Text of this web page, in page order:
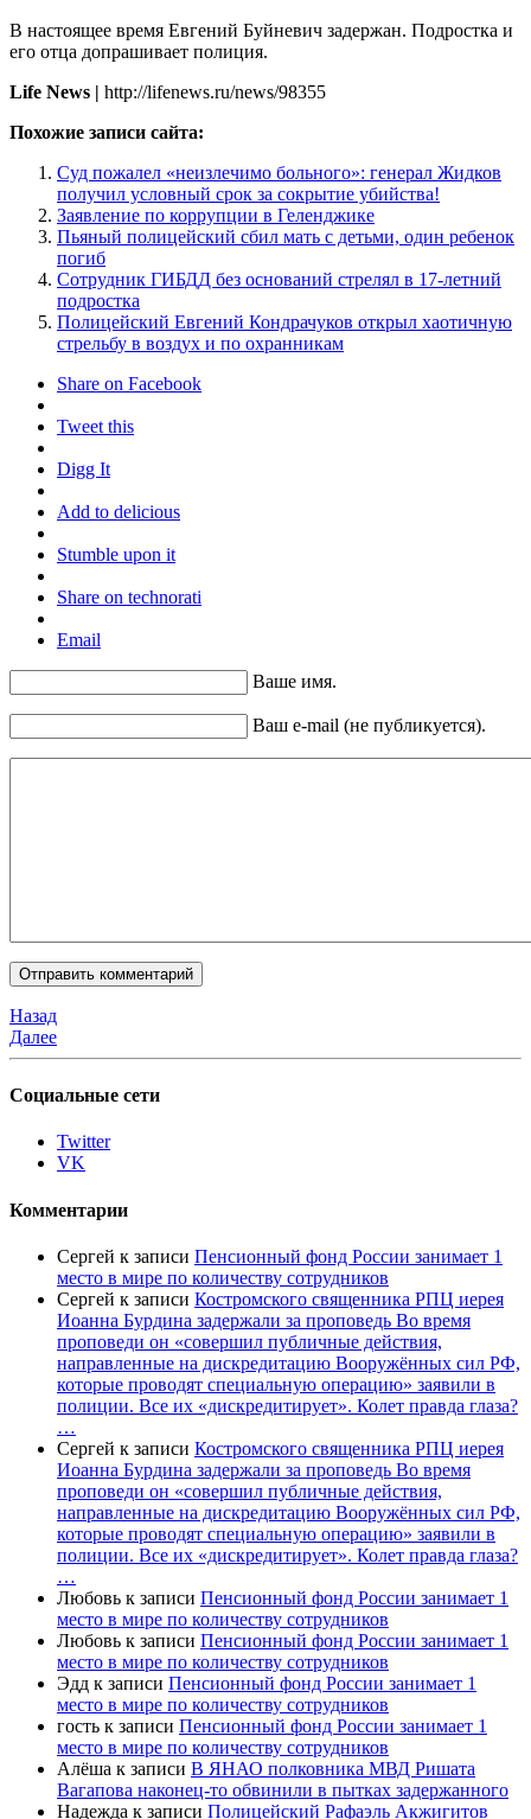
В настоящее время Евгений Буйневич задержан. Подростка и
его отца допрашивает полиция.
Life News | http://lifenews.ru/news/98355
Похожие записи сайта:
Суд пожалел «неизлечимо больного»: генерал Жидков
получил условный срок за сокрытие убийства!
Заявление по коррупции в Геленджике
Пьяный полицейский сбил мать с детьми, один ребенок
погиб
Сотрудник ГИБДД без оснований стрелял в 17-летний
подростка
Полицейский Евгений Кондрачуков открыл хаотичную
стрельбу в воздух и по охранникам
Share on Facebook
Tweet this
Digg It
Add to delicious
Stumble upon it
Share on technorati
Email
Ваше имя.
Ваш e-mail (не публикуется).
Назад
Далее
Социальные сети
Twitter
VK
Комментарии
Сергей к записи Пенсионный фонд России занимает 1
место в мире по количеству сотрудников
Сергей к записи Костромского священника РПЦ иерея
Иоанна Бурдина задержали за проповедь Во время
проповеди он «совершил публичные действия,
направленные на дискредитацию Вооружённых сил РФ,
которые проводят специальную операцию» заявили в
полиции. Все их «дискредитирует». Колет правда глаза?
…
Сергей к записи Костромского священника РПЦ иерея
Иоанна Бурдина задержали за проповедь Во время
проповеди он «совершил публичные действия,
направленные на дискредитацию Вооружённых сил РФ,
которые проводят специальную операцию» заявили в
полиции. Все их «дискредитирует». Колет правда глаза?
…
Любовь к записи Пенсионный фонд России занимает 1
место в мире по количеству сотрудников
Любовь к записи Пенсионный фонд России занимает 1
место в мире по количеству сотрудников
Эдд к записи Пенсионный фонд России занимает 1
место в мире по количеству сотрудников
гость к записи Пенсионный фонд России занимает 1
место в мире по количеству сотрудников
Алёша к записи В ЯНАО полковника МВД Ришата
Вагапова наконец-то обвинили в пытках задержанного
Надежда к записи Полицейский Рафаэль Акжигитов